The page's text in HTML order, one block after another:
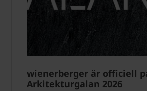
wienerberger är officiell
Arkitekturgalan 2026